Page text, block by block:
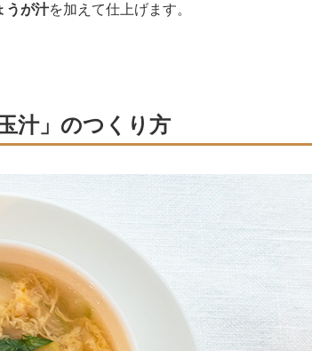
うが汁を加えて仕上げます。
汁」のつくり方